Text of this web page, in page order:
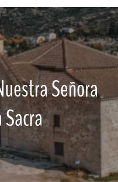
Señora